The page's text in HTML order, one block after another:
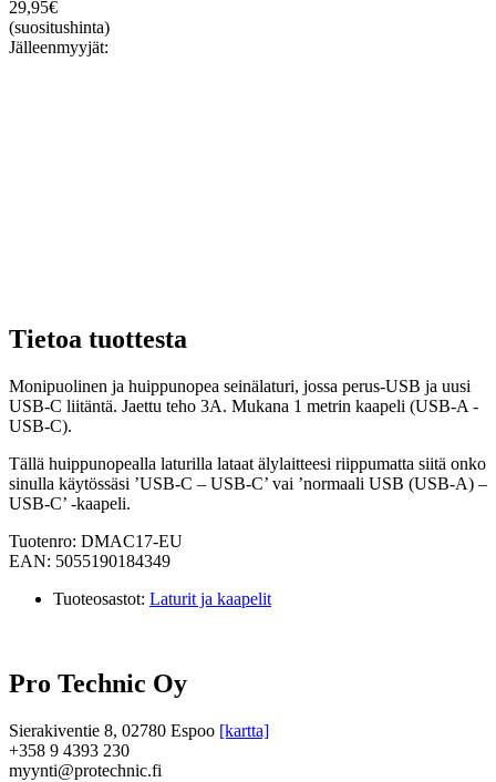
29,95€
(suositushinta)
Jälleenmyyjät:
Tietoa tuottesta
Monipuolinen ja huippunopea seinälaturi, jossa perus-USB ja uusi
USB-C liitäntä. Jaettu teho 3A. Mukana 1 metrin kaapeli (USB-A -
USB-C).
Tällä huippunopealla laturilla lataat älylaitteesi riippumatta siitä onko
sinulla käytössäsi ’USB-C – USB-C’ vai ’normaali USB (USB-A) –
USB-C’ -kaapeli.
Tuotenro: DMAC17-EU
EAN: 5055190184349
Tuoteosastot: Laturit ja kaapelit
Pro Technic Oy
Sierakiventie 8, 02780 Espoo [kartta]
+358 9 4393 230
myynti@protechnic.fi